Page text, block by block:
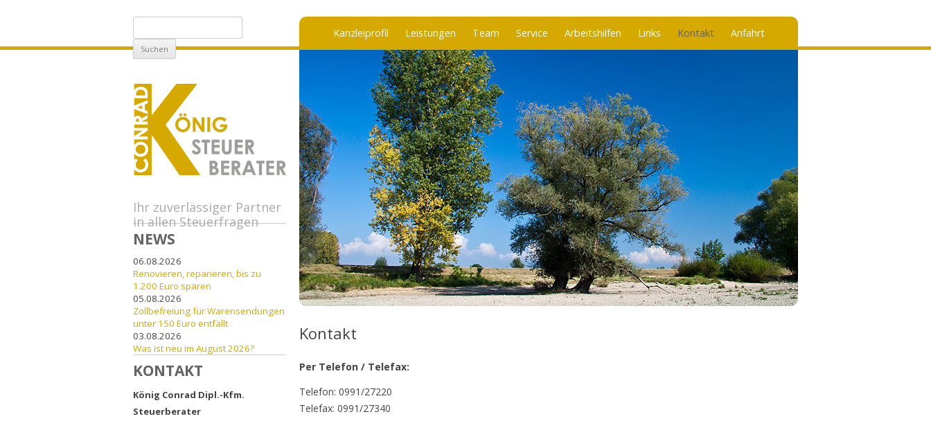
nach:
Ihr zuverlässiger Partner
in allen Steuerfragen
Springe zum Inhalt
Kanzleiprofil
Conrad König
Leistungen
Existenzgründung
Rechtsformenwahl
Buchhaltung
Lohnbuchhaltung
Team Service Arbeitshilfen Links Kontakt Anfahrt
Kontakt
Per Telefon / Telefax:
Telefon: 0991/27220
Telefax: 0991/27340
NEWS
06.08.2026
Renovieren, reparieren, bis zu
1.200 Euro sparen
05.08.2026
Zollbefreiung für Warensendungen
unter 150 Euro entfällt
03.08.2026
Was ist neu im August 2026?
KONTAKT
König Conrad Dipl.-Kfm.
Steuerberater